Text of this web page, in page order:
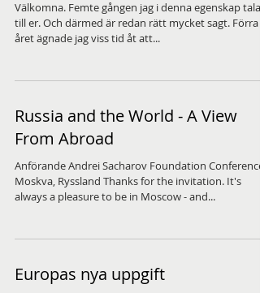
Välkomna. Femte gången jag i denna egenskap talar
till er. Och därmed är redan rätt mycket sagt. Förra
året ägnade jag viss tid åt att...
Russia and the World - A View
From Abroad
Anförande Andrei Sacharov Foundation Conference,
Moskva, Ryssland Thanks for the invitation. It's
always a pleasure to be in Moscow - and...
Europas nya uppgift